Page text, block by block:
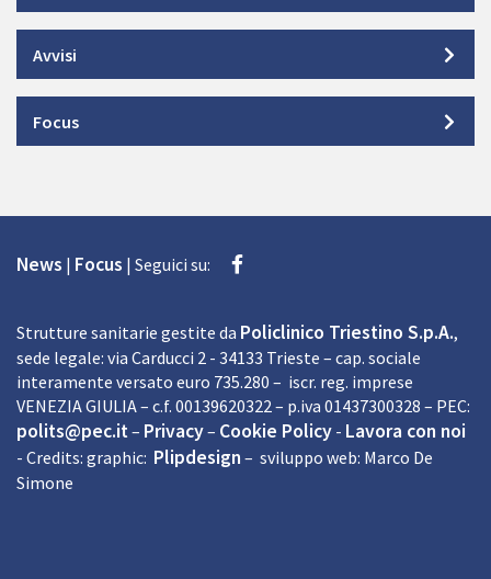
Avvisi
Focus
News | Focus | Seguici su: Facebook
Strutture sanitarie gestite da Policlinico Triestino S.p.A.,
sede legale: via Carducci 2 - 34133 Trieste – cap. sociale
interamente versato euro 735.280 – iscr. reg. imprese
VENEZIA GIULIA – c.f. 00139620322 – p.iva 01437300328 – PEC:
polits@pec.it– Privacy– Cookie Policy - Lavora con noi
- Credits: graphic: Plipdesign – sviluppo web: Marco De
Simone